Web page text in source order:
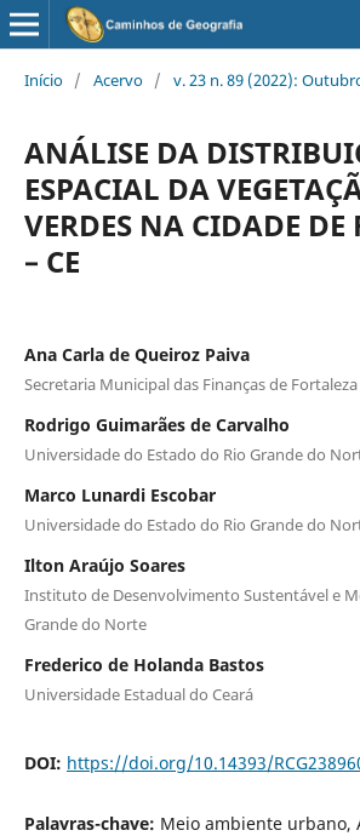
Início / Acervo / v. 23 n. 89 (2022):
ANÁLISE DA
ESPACIAL DA
VERDES NA CIDADE DE
– CE
Ana Carla de Queiroz Paiva
Secretaria Municipal das Finanças de Fortaleza
Rodrigo Guimarães de Carvalho
Universidade do Estado do Rio Grande do
Marco Lunardi Escobar
Universidade do Estado do Rio Grande do
Ilton Araújo Soares
Instituto de Desenvolvimento Sustentável e
Grande do Norte
Frederico de Holanda Bastos
Universidade Estadual do Ceará
DOI: https://doi.org/10.14393/
Palavras-chave: Meio ambiente urbano,